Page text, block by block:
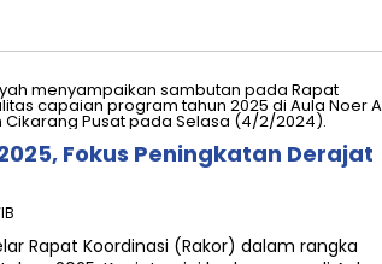
Fokus Peningkatan Derajat
Rapat Koordinasi (Rakor) dalam rangka